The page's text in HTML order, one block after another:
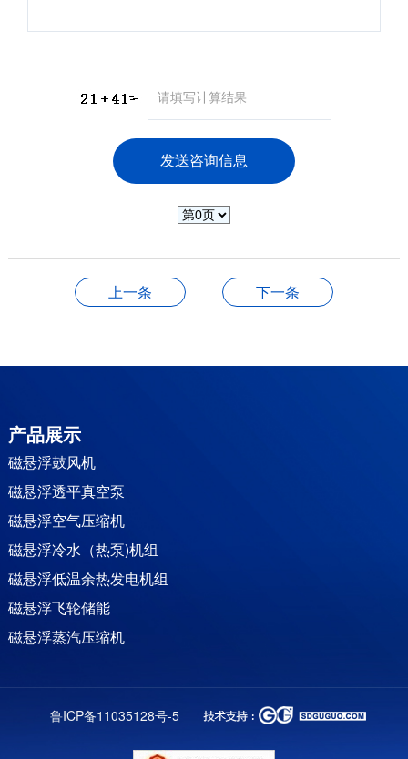
上一条 下一条
产品展示
磁悬浮鼓风机
磁悬浮透平真空泵
磁悬浮空气压缩机
磁悬浮冷水（热泵)机组
磁悬浮低温余热发电机组
磁悬浮飞轮储能
磁悬浮蒸汽压缩机
永磁变频双螺杆空压机
高速增氧机鲁ICP备11035128号-5